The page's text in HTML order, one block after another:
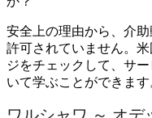
安全上の理由から、介
許可されていません。
ジをチェックして、サ
いて学ぶことができます